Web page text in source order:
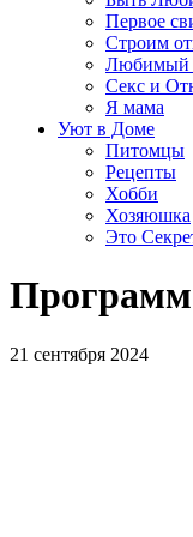
Первое
Строим
Любимый
Секс и
Я мама
Уют в Доме
Питомцы
Рецепты
Хобби
Хозяюшка
Это
21 сентября 2024